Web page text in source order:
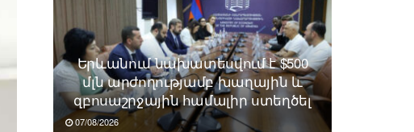
Երևանում նախատեսվում է $500
մլն արժողությամբ խաղային և
զբոսաշրջային համալիր ստեղծել
07/08/2026